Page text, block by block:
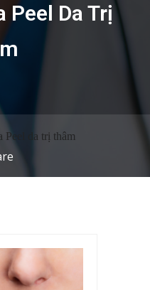
Da Trị
Peel da trị thâm